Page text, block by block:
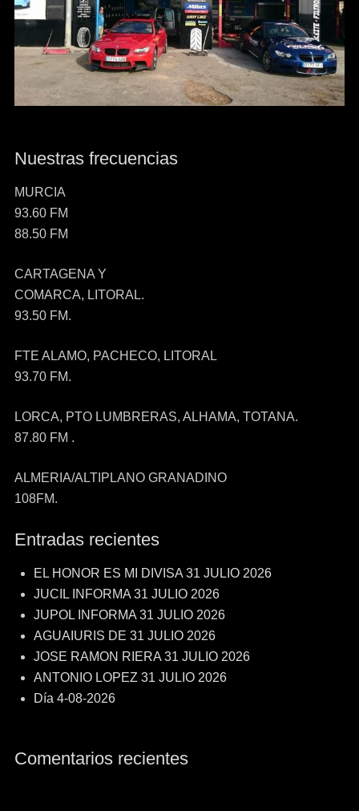
Nuestras frecuencias
MURCIA
93.60 FM
88.50 FM
CARTAGENA Y
COMARCA, LITORAL.
93.50 FM.
FTE ALAMO, PACHECO, LITORAL
93.70 FM.
LORCA, PTO LUMBRERAS, ALHAMA, TOTANA.
87.80 FM .
ALMERIA/ALTIPLANO GRANADINO
108FM.
Entradas recientes
EL HONOR ES MI DIVISA 31 JULIO 2026
JUCIL INFORMA 31 JULIO 2026
JUPOL INFORMA 31 JULIO 2026
AGUAIURIS DE 31 JULIO 2026
JOSE RAMON RIERA 31 JULIO 2026
ANTONIO LOPEZ 31 JULIO 2026
Día 4-08-2026
Comentarios recientes